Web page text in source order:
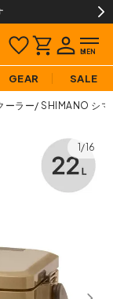
GEAR SALE
ーラー SHIMANO シマ
1/16